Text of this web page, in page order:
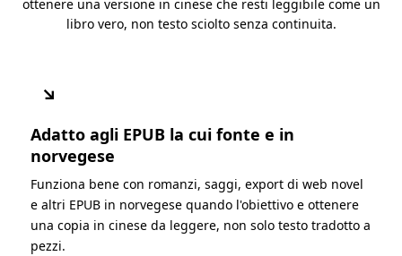
ottenere una versione in cinese che resti leggibile come un
libro vero, non testo sciolto senza continuita.
↘
Adatto agli EPUB la cui fonte e in
norvegese
Funziona bene con romanzi, saggi, export di web novel
e altri EPUB in norvegese quando l'obiettivo e ottenere
una copia in cinese da leggere, non solo testo tradotto a
pezzi.